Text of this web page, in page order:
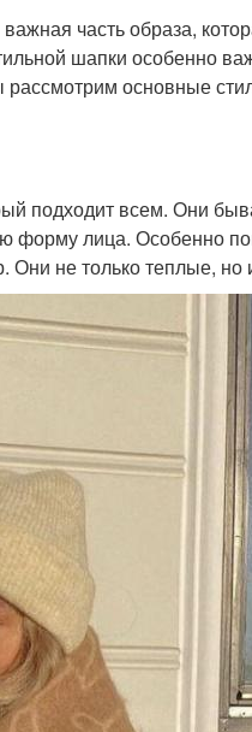
часть образа,
шапки особенно
рассмотрим основные
подходит всем. Они
форму лица. Особенно
не только теплые, но